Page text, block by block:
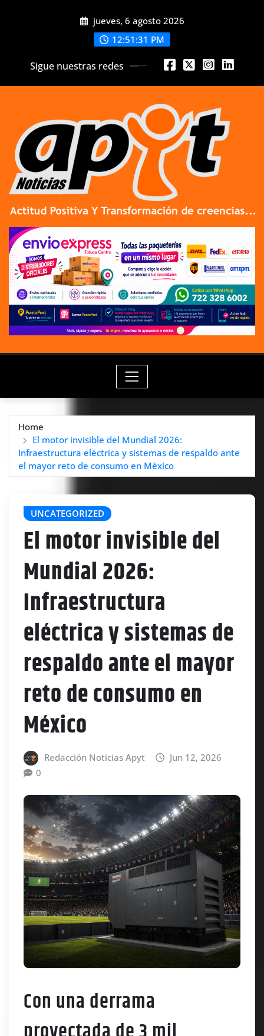
jueves, 6 agosto 2026
12:51:32 PM
Sigue nuestras redes
Home
El motor invisible del Mundial 2026:
Infraestructura eléctrica y sistemas de respaldo ante
el mayor reto de consumo en México
UNCATEGORIZED
El motor invisible del
Mundial 2026:
Infraestructura
eléctrica y sistemas de
respaldo ante el mayor
reto de consumo en
México
Redacción Noticias Apyt
Jun 12, 2026
0
Con una derrama